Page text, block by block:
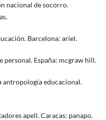
nacional de socorro.
Barcelona: ariel.
personal. España: mcgraw hill.
antropología educacional.
apell. Caracas: panapo.